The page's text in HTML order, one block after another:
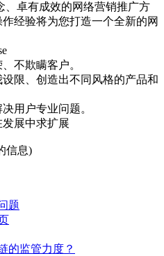
、卓有成效的网络营销推广方
经验将为您打造一个全新的网
不欺瞒客户。
限、创造出不同风格的产品和
用户专业问题。
展中求扩展
信息)
题
的监管力度？